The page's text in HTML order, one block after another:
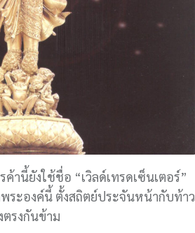
านี้ยังใช้ชื่อ “เวิลด์เทรดเซ็นเตอร์”
ระองค์นี้ ตั้งสถิตย์ประจันหน้ากับท้าว
รงกันข้าม